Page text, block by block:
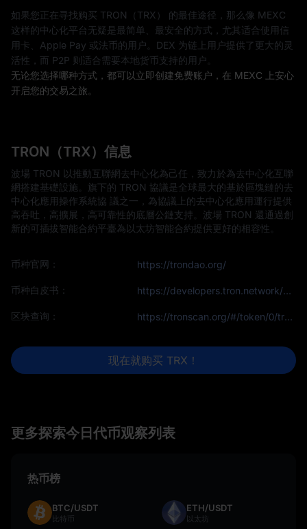
如果您正在寻找购买 TRON（TRX） 的最佳途径，那么像 MEXC
这样的中心化平台无疑是最简单、最安全的方式，尤其适合使用信
用卡、Apple Pay 或法币的用户。DEX 为链上用户提供了更大的灵
活性，而 P2P 则适合需要本地货币支持的用户。
无论您选择哪种方式，都可以立即创建免费账户，在 MEXC 上安心
开启您的交易之旅。
TRON（TRX）信息
波場 TRON 以推動互聯網去中心化為己任，致力於為去中心化互聯
網搭建基礎設施。旗下的 TRON 協議是全球最大的基於區塊鏈的去
中心化應用操作系統協 議之一，為協議上的去中心化應用運行提供
高吞吐，高擴展，高可靠性的底層公鏈支持。波場 TRON 還通過創
新的可插拔智能合約平臺為以太坊智能合約提供更好的相容性。
币种官网： https://trondao.org/
币种白皮书： https://developers.tron.network/docs
区块查询： https://tronscan.org/#/token/0/transfers
现在就购买 TRX！
更多探索今日代币观察列表
热币榜
BTC/USDT
比特币
ETH/USDT
以太坊